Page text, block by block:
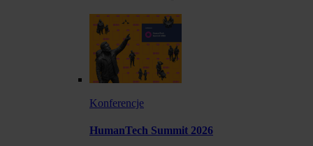
Konferencje
HumanTech Summit 2026